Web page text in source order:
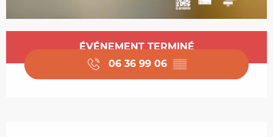
Ouverture et coordonnées
ÉVÉNEMENT TERMINÉ
06 36 99 06 ▒▒